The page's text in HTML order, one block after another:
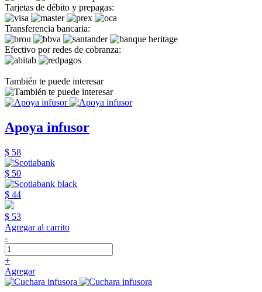
Tarjetas de débito y prepagas:
Transferencia bancaria:
Efectivo por redes de cobranza:
También te puede interesar
Apoya infusor
$ 58
$ 50
$ 44
$ 53
Agregar al carrito
-
+
Agregar